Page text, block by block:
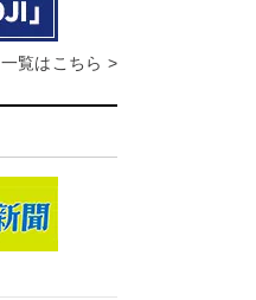
覧はこちら >